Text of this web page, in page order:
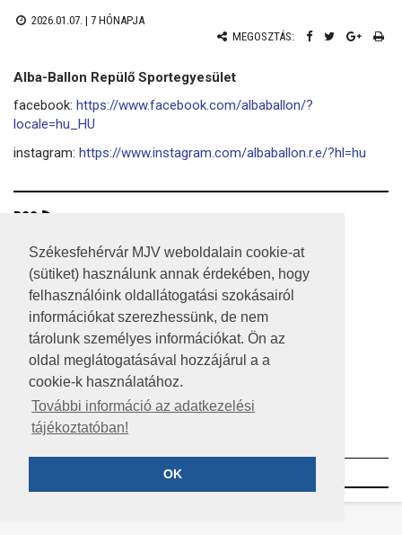
Székesfehérvár MJV weboldalain cookie-at
(sütiket) használunk annak érdekében, hogy
felhasználóink oldallátogatási szokásairól
információkat szerezhessünk, de nem
tárolunk személyes információkat. Ön az
oldal meglátogatásával hozzájárul a a
cookie-k használatához.
További információ az adatkezelési
tájékoztatóban!
OK
2026.01.07. | 7 HÓNAPJA
MEGOSZTÁS:
Alba-Ballon Repülő Sportegyesület
facebook: https://www.facebook.com/albaballon/?
locale=hu_HU
instagram: https://www.instagram.com/albaballon.r.e/?hl=hu
RSS
A HONLAP 2017.03.31-I ÁLLAPOTA
JOGI NYILATKOZAT
IMPRESSZUM
MÉDIAAJÁNLAT
KÖZÉRDEKŰ ADATOK
ADATVÉDELEM
©2023 SZÉKESFEHÉRVÁR MEGYEI JOGÚ VÁROS